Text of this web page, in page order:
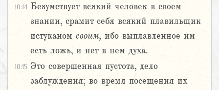
10:14 Безумствует всякий человек в своем
знании, срамит себя всякий плавильщик
истуканом своим, ибо выплавленное им
есть ложь, и нет в нем духа.
10:15 Это совершенная пустота, дело
заблуждения; во время посещения их